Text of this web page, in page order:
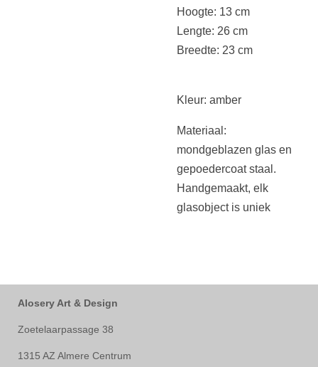
Hoogte: 13 cm
Lengte: 26 cm
Breedte: 23 cm
Kleur: amber
Materiaal:
mondgeblazen glas en
gepoedercoat staal.
Handgemaakt, elk
glasobject is uniek
Alosery Art & Design
Zoetelaarpassage 38
1315 AZ Almere Centrum